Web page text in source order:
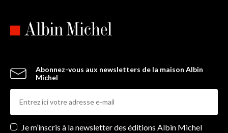
Abonnez-vous aux newsletters de la maison Albin
Michel
Newsletters
Je m’inscris à la newsletter des éditions Albin Michel